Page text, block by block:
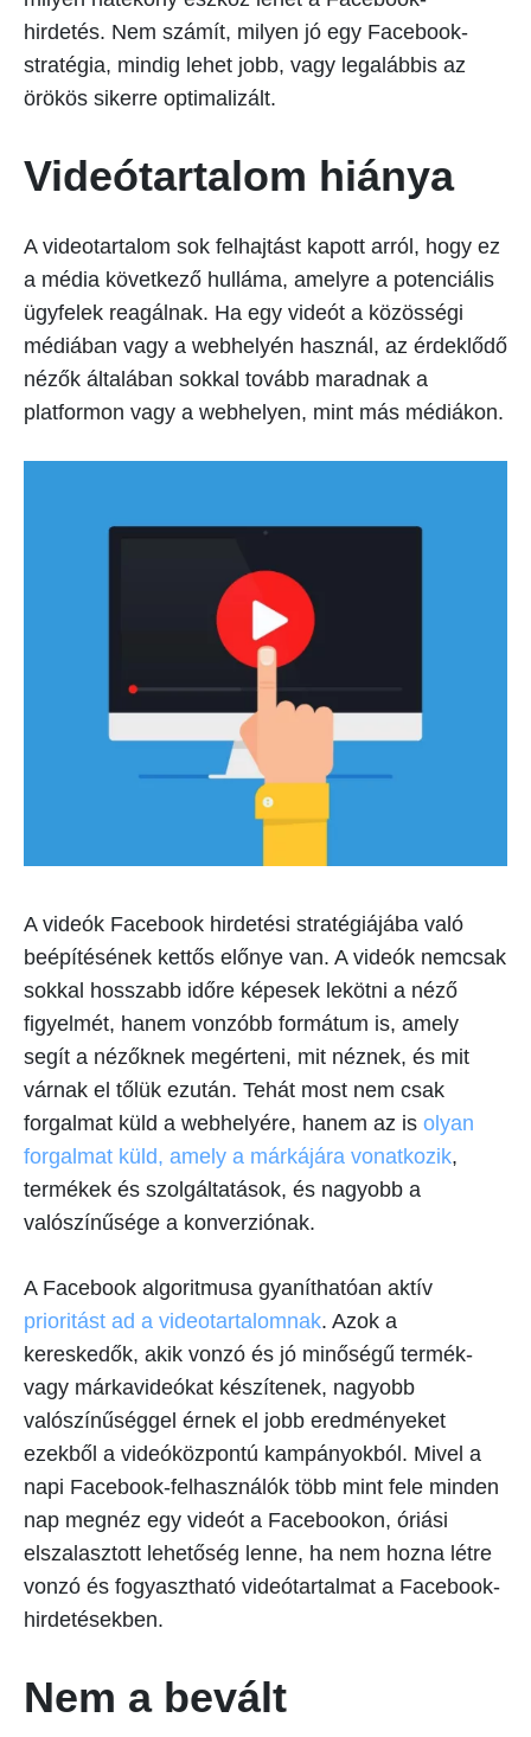
hirdetés. Nem számít, milyen jó egy Facebook-
stratégia, mindig lehet jobb, vagy legalábbis az
örökös sikerre optimalizált.
Videótartalom hiánya
A videotartalom sok felhajtást kapott arról, hogy ez
a média következő hulláma, amelyre a potenciális
ügyfelek reagálnak. Ha egy videót a közösségi
médiában vagy a webhelyén használ, az érdeklődő
nézők általában sokkal tovább maradnak a
platformon vagy a webhelyen, mint más médiákon.
A videók Facebook hirdetési stratégiájába való
beépítésének kettős előnye van. A videók nemcsak
sokkal hosszabb időre képesek lekötni a néző
figyelmét, hanem vonzóbb formátum is, amely
segít a nézőknek megérteni, mit néznek, és mit
várnak el tőlük ezután. Tehát most nem csak
forgalmat küld a webhelyére, hanem az is olyan
forgalmat küld, amely a márkájára vonatkozik,
termékek és szolgáltatások, és nagyobb a
valószínűsége a konverziónak.
A Facebook algoritmusa gyaníthatóan aktív
prioritást ad a videotartalomnak. Azok a
kereskedők, akik vonzó és jó minőségű termék-
vagy márkavideókat készítenek, nagyobb
valószínűséggel érnek el jobb eredményeket
ezekből a videóközpontú kampányokból. Mivel a
napi Facebook-felhasználók több mint fele minden
nap megnéz egy videót a Facebookon, óriási
elszalasztott lehetőség lenne, ha nem hozna létre
vonzó és fogyasztható videótartalmat a Facebook-
hirdetésekben.
Nem a bevált